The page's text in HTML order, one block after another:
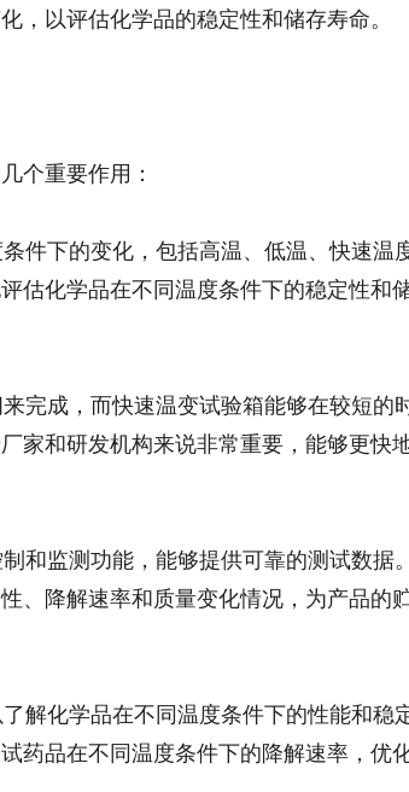
，以评估化学品的稳定性和储存寿命。
个重要作用：
件下的变化，包括高温、低温、快速温
估化学品在不同温度条件下的稳定性和
完成，而快速温变试验箱能够在较短的
家和研发机构来说非常重要，能够更快
和监测功能，能够提供可靠的测试数据
、降解速率和质量变化情况，为产品的
解化学品在不同温度条件下的性能和稳
药品在不同温度条件下的降解速率，优